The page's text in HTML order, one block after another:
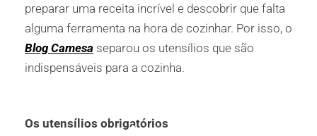
preparar uma receita incrível e descobrir que falta
alguma ferramenta na hora de cozinhar. Por isso, o
Blog Camesa separou os utensílios que são
indispensáveis para a cozinha.
Os utensílios obrigatórios